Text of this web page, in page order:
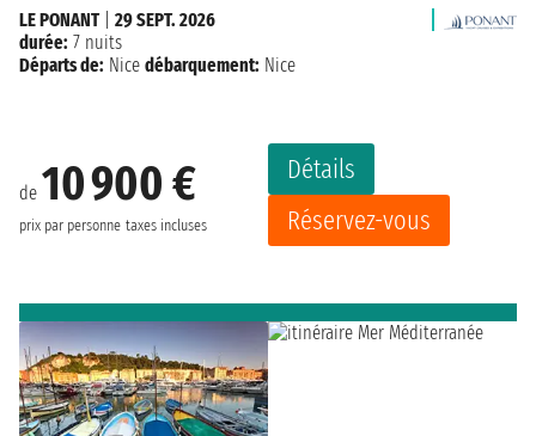
de 10 900 €
prix par personne taxes incluses
Détails
Réservez-vous
LE PONANT| 29 SEPT. 2026
durée: 7 nuits
Départs de: Nice débarquement: Nice